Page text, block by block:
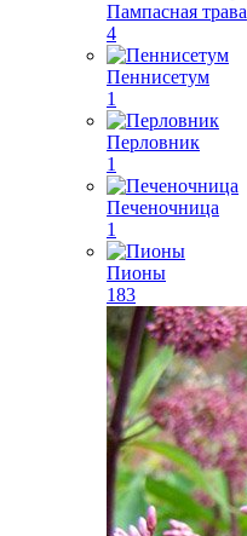
Пампасная трава
4
Пеннисетум
1
Перловник
1
Печеночница
1
Пионы
183